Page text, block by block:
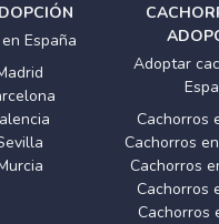
España
Adoptar
Cachorros
Cachorros
Cachorros
Cachorros
Cachorros